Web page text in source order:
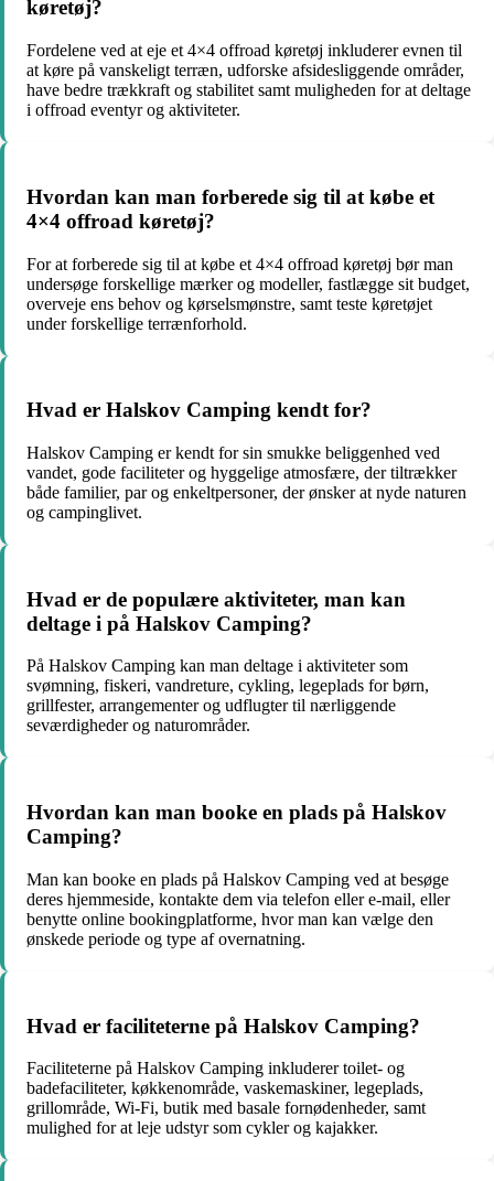
køretøj?
Fordelene ved at eje et 4×4 offroad køretøj inkluderer evnen til
at køre på vanskeligt terræn, udforske afsidesliggende områder,
have bedre trækkraft og stabilitet samt muligheden for at deltage
i offroad eventyr og aktiviteter.
Hvordan kan man forberede sig til at købe et
4×4 offroad køretøj?
For at forberede sig til at købe et 4×4 offroad køretøj bør man
undersøge forskellige mærker og modeller, fastlægge sit budget,
overveje ens behov og kørselsmønstre, samt teste køretøjet
under forskellige terrænforhold.
Hvad er Halskov Camping kendt for?
Halskov Camping er kendt for sin smukke beliggenhed ved
vandet, gode faciliteter og hyggelige atmosfære, der tiltrækker
både familier, par og enkeltpersoner, der ønsker at nyde naturen
og campinglivet.
Hvad er de populære aktiviteter, man kan
deltage i på Halskov Camping?
På Halskov Camping kan man deltage i aktiviteter som
svømning, fiskeri, vandreture, cykling, legeplads for børn,
grillfester, arrangementer og udflugter til nærliggende
seværdigheder og naturområder.
Hvordan kan man booke en plads på Halskov
Camping?
Man kan booke en plads på Halskov Camping ved at besøge
deres hjemmeside, kontakte dem via telefon eller e-mail, eller
benytte online bookingplatforme, hvor man kan vælge den
ønskede periode og type af overnatning.
Hvad er faciliteterne på Halskov Camping?
Faciliteterne på Halskov Camping inkluderer toilet- og
badefaciliteter, køkkenområde, vaskemaskiner, legeplads,
grillområde, Wi-Fi, butik med basale fornødenheder, samt
mulighed for at leje udstyr som cykler og kajakker.